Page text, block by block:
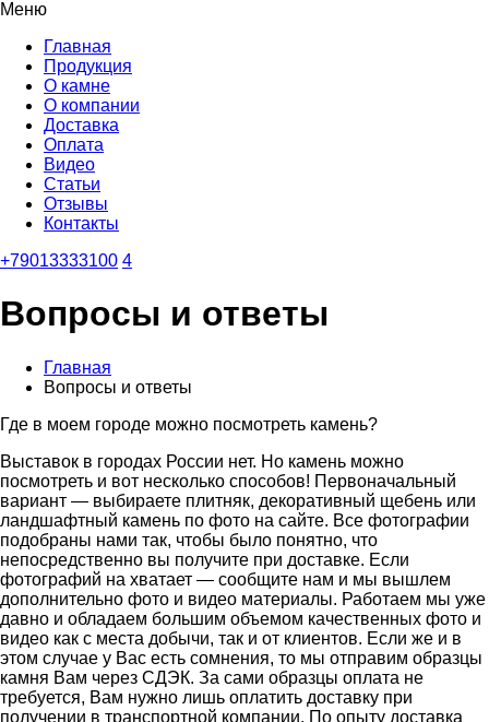
Меню
Главная
Продукция
О камне
О компании
Доставка
Оплата
Видео
Статьи
Отзывы
Контакты
+79013333100 4
Вопросы и ответы
Главная
Вопросы и ответы
Где в моем городе можно посмотреть камень?
Выставок в городах России нет. Но камень можно
посмотреть и вот несколько способов! Первоначальный
вариант — выбираете плитняк, декоративный щебень или
ландшафтный камень по фото на сайте. Все фотографии
подобраны нами так, чтобы было понятно, что
непосредственно вы получите при доставке. Если
фотографий на хватает — сообщите нам и мы вышлем
дополнительно фото и видео материалы. Работаем мы уже
давно и обладаем большим объемом качественных фото и
видео как с места добычи, так и от клиентов. Если же и в
этом случае у Вас есть сомнения, то мы отправим образцы
камня Вам через СДЭК. За сами образцы оплата не
требуется, Вам нужно лишь оплатить доставку при
получении в транспортной компании. По опыту доставка